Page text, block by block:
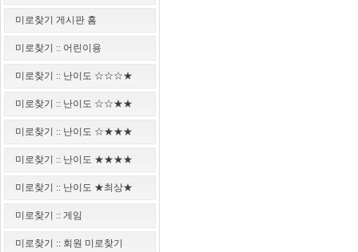
미로찾기 게시판 홈
미로찾기 :: 어린이용
미로찾기 :: 난이도 ☆☆☆★
미로찾기 :: 난이도 ☆☆★★
미로찾기 :: 난이도 ☆★★★
미로찾기 :: 난이도 ★★★★
미로찾기 :: 난이도 ★최상★
미로찾기 :: 게임
미로찾기 :: 회원 미로찾기